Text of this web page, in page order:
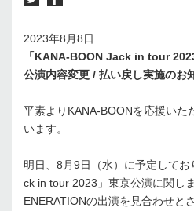
2023年8⽉8⽇
「KANA-BOON Jack in tour
公演内容変更 / 払い戻し実施のお
平素よりKANA-BOONを応援いた
います。
明⽇、8⽉9⽇（⽔）に予定して
ck in tour 2023」東京公演に関し
ENERATIONの出演を⾒合わせと